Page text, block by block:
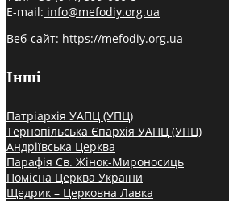
E-mail: info@mefodiy.org.ua
Веб-сайт: https://mefodiy.org.ua
Інші
Патріархія УАПЦ (УПЦ)
Тернопільська Єпархія УАПЦ (УПЦ)
Андріївська Церква
Парафія Св. Жінок-Мироносиць
Помісна Церква України
Щедрик – Церковна Лавка